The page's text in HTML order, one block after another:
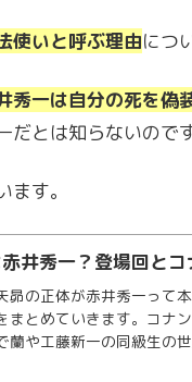
使いと呼ぶ理由につ
秀一は自分の死を偽
とは知らないのです
す。
井秀一？登場回と
昴の正体が赤井秀一って
まとめていきます。コナ
蘭や工藤新一の同級生の